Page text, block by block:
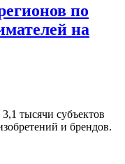
по
на
тысячи субъектов
и брендов.